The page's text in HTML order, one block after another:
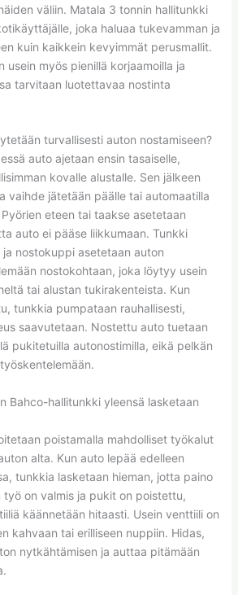
väliin. Matala 3 tonnin hallitunkki
joka haluaa tukevamman ja
kuin kaikkein kevyimmät perusmallit.
usein myös pienillä korjaamoilla ja
tarvitaan luotettavaa nostinta
turvallisesti auton nostamiseen?
auto ajetaan ensin tasaiselle,
kovalle alustalle. Sen jälkeen
vaihde jätetään päälle tai automaatilla
eteen tai taakse asetetaan
auto ei pääse liikkumaan. Tunkki
ja nostokuppi asetetaan auton
nostokohtaan, joka löytyy usein
tai alustan tukirakenteista. Kun
tunkkia pumpataan rauhallisesti,
saavutetaan. Nostettu auto tuetaan
pukitetuilla autonostimilla, eikä pelkän
Bahco-hallitunkki yleensä lasketaan
poistamalla mahdolliset työkalut
alta. Kun auto lepää edelleen
tunkkia lasketaan hieman, jotta paino
työ on valmis ja pukit on poistettu,
käännetään hitaasti. Usein venttiili on
kahvaan tai erilliseen nuppiin. Hidas,
nytkähtämisen ja auttaa pitämään